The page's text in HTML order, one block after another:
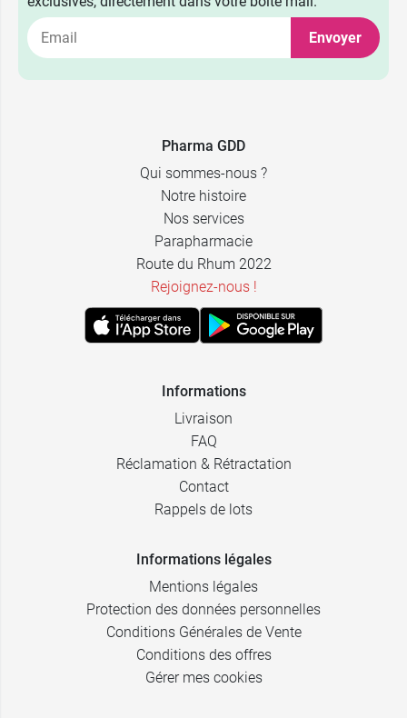
Envoyer
Pharma GDD
Qui sommes-nous ?
Notre histoire
Nos services
Parapharmacie
Route du Rhum 2022
Rejoignez-nous !
Informations
Livraison
FAQ
Réclamation & Rétractation
Contact
Rappels de lots
Informations légales
Mentions légales
Protection des données personnelles
Conditions Générales de Vente
Conditions des offres
Gérer mes cookies